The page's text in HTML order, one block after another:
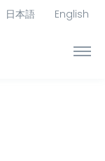
日本語 English